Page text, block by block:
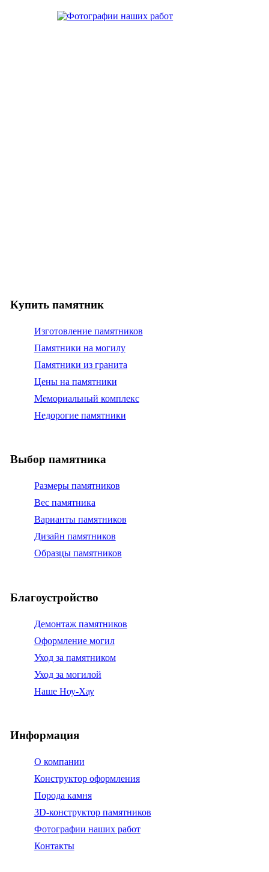
Купить памятник
Изготовление памятников
Памятники на могилу
Памятники из гранита
Цены на памятники
Мемориальный комплекс
Недорогие памятники
Выбор памятника
Размеры памятников
Вес памятника
Варианты памятников
Дизайн памятников
Образцы памятников
Благоустройство
Демонтаж памятников
Оформление могил
Уход за памятником
Уход за могилой
Наше Ноу-Хау
Информация
О компании
Конструктор оформления
Порода камня
3D-конструктор памятников
Фотографии наших работ
Контакты